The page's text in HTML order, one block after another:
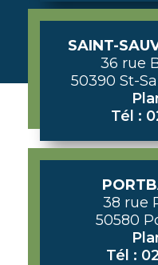
SAINT-
36 rue
50390 St-
Tél :
38 rue
50580
Tél :